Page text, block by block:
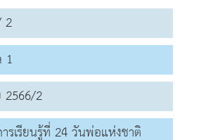
2
1
2
รเรียนรู้ที่ 24 วันพ่อแห่งชาติ